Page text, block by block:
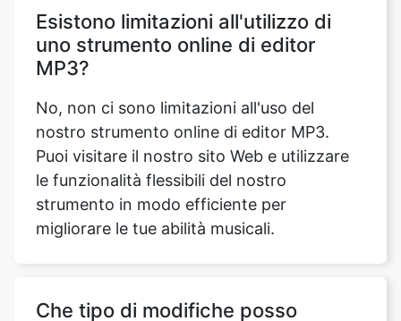
No, non ci sono limitazioni all'uso del
nostro strumento online di editor MP3.
Puoi visitare il nostro sito Web e utilizzare
le funzionalità flessibili del nostro
strumento in modo efficiente per
migliorare le tue abilità musicali.
Che tipo di modifiche posso
Con il nostro strumento online di editor